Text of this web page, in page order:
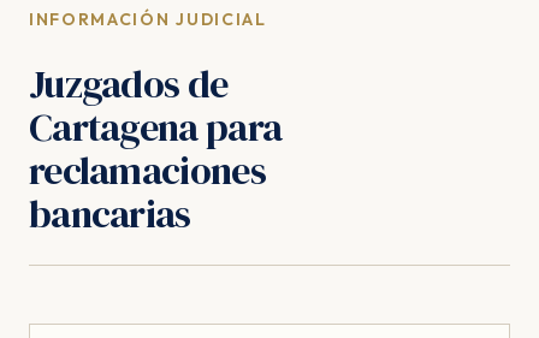
INFORMACIÓN JUDICIAL
Juzgados de
Cartagena para
reclamaciones
bancarias